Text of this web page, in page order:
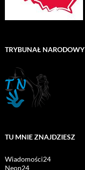
TRYBUNAŁ NARODOWY
TU MNIE ZNAJDZIESZ
Wiadomości24
Neon24